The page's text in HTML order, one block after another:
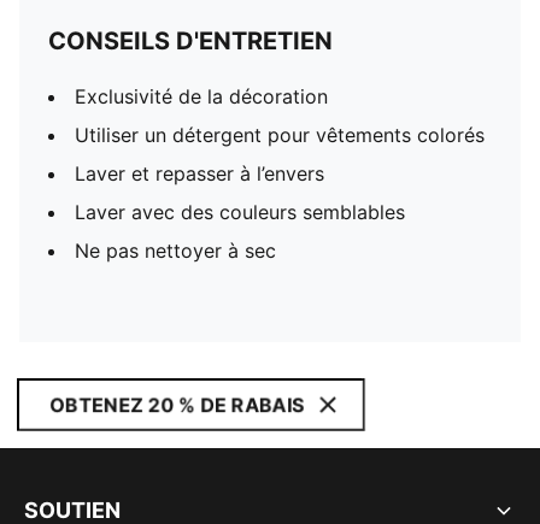
CONSEILS D'ENTRETIEN
Exclusivité de la décoration
Utiliser un détergent pour vêtements colorés
Laver et repasser à l’envers
Laver avec des couleurs semblables
Ne pas nettoyer à sec
OBTENEZ 20 % DE RABAIS
SOUTIEN